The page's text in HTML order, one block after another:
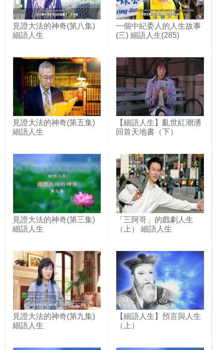
見證大法的神奇(第八集)
細語人生
一個中紀委人的人生故事
(三) 細語人生(285)
見證大法的神奇(第五集)
細語人生
【細語人生】亂世紅潮湧
回首天地書（下）
見證大法的神奇(第三集)
細語人生
「三阿哥」的戲劇人生
（上） 細語人生
見證大法的神奇(第九集)
細語人生
【細語人生】預言與人生
（上）